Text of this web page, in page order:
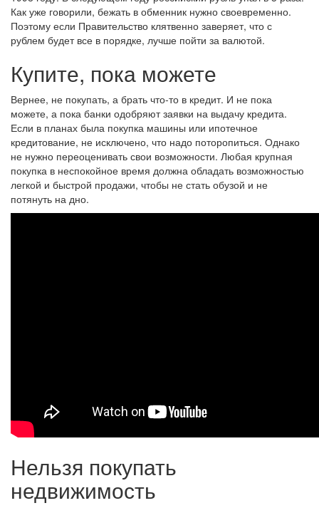
Как уже говорили, бежать в обменник нужно своевременно.
Поэтому если Правительство клятвенно заверяет, что с
рублем будет все в порядке, лучше пойти за валютой.
Купите, пока можете
Вернее, не покупать, а брать что-то в кредит. И не пока
можете, а пока банки одобряют заявки на выдачу кредита.
Если в планах была покупка машины или ипотечное
кредитование, не исключено, что надо поторопиться. Однако
не нужно переоценивать свои возможности. Любая крупная
покупка в неспокойное время должна обладать возможностью
легкой и быстрой продажи, чтобы не стать обузой и не
потянуть на дно.
Нельзя покупать
недвижимость